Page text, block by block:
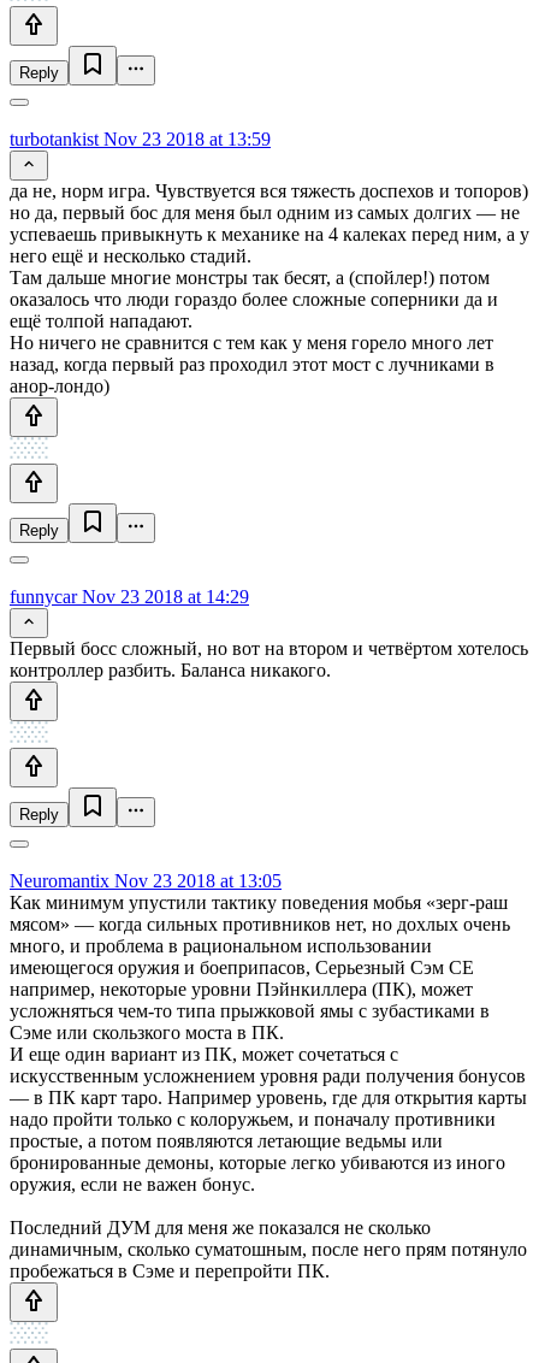
Reply
turbotankist Nov 23 2018 at 13:59
да не, норм игра. Чувствуется вся тяжесть доспехов и топоров)
но да, первый бос для меня был одним из самых долгих — не
успеваешь привыкнуть к механике на 4 калеках перед ним, а у
него ещё и несколько стадий.
Там дальше многие монстры так бесят, а (спойлер!) потом
оказалось что люди гораздо более сложные соперники да и
ещё толпой нападают.
Но ничего не сравнится с тем как у меня горело много лет
назад, когда первый раз проходил этот мост с лучниками в
анор-лондо)
Reply
funnycarNov 23 2018 at 14:29
Первый босс сложный, но вот на втором и четвёртом хотелось
контроллер разбить. Баланса никакого.
Reply
Neuromantix Nov 23 2018 at 13:05
Как минимум упустили тактику поведения мобья «зерг-раш
мясом» — когда сильных противников нет, но дохлых очень
много, и проблема в рациональном использовании
имеющегося оружия и боеприпасов, Серьезный Сэм СЕ
например, некоторые уровни Пэйнкиллера (ПК), может
усложняться чем-то типа прыжковой ямы с зубастиками в
Сэме или скользкого моста в ПК.
И еще один вариант из ПК, может сочетаться с
искусственным усложнением уровня ради получения бонусов
— в ПК карт таро. Например уровень, где для открытия карты
надо пройти только с колоружьем, и поначалу противники
простые, а потом появляются летающие ведьмы или
бронированные демоны, которые легко убиваются из иного
оружия, если не важен бонус.
Последний ДУМ для меня же показался не сколько
динамичным, сколько суматошным, после него прям потянуло
пробежаться в Сэме и перепройти ПК.